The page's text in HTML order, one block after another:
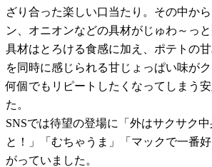
ざり合った楽しい口当たり。その中か
ン、オニオンなどの具材がじゅわ～っと
具材はとろける食感に加え、ポテトの
を同時に感じられる甘じょっぱい味がク
何個でもリピートしたくなってしまう
た。
SNSでは待望の登場に「外はサクサク
と！」「むちゃうま」「マックで一番
がっていました。